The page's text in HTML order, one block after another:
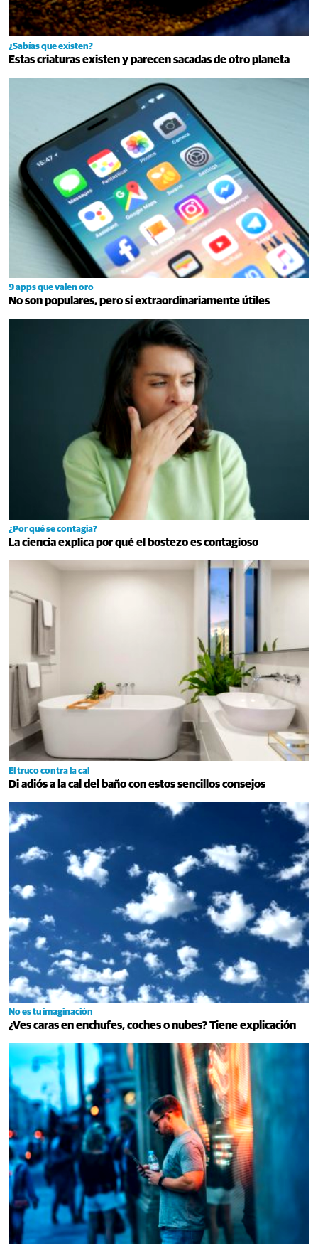
¿Sabías que existen?
Estas criaturas existen y parecen sacadas de otro planeta
9 apps que valen oro
No son populares, pero sí extraordinariamente útiles
¿Por qué se contagia?
La ciencia explica por qué el bostezo es contagioso
El truco contra la cal
Di adiós a la cal del baño con estos sencillos consejos
No es tu imaginación
¿Ves caras en enchufes, coches o nubes? Tiene explicación